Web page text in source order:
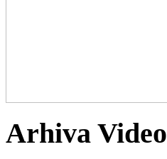
Arhiva Video